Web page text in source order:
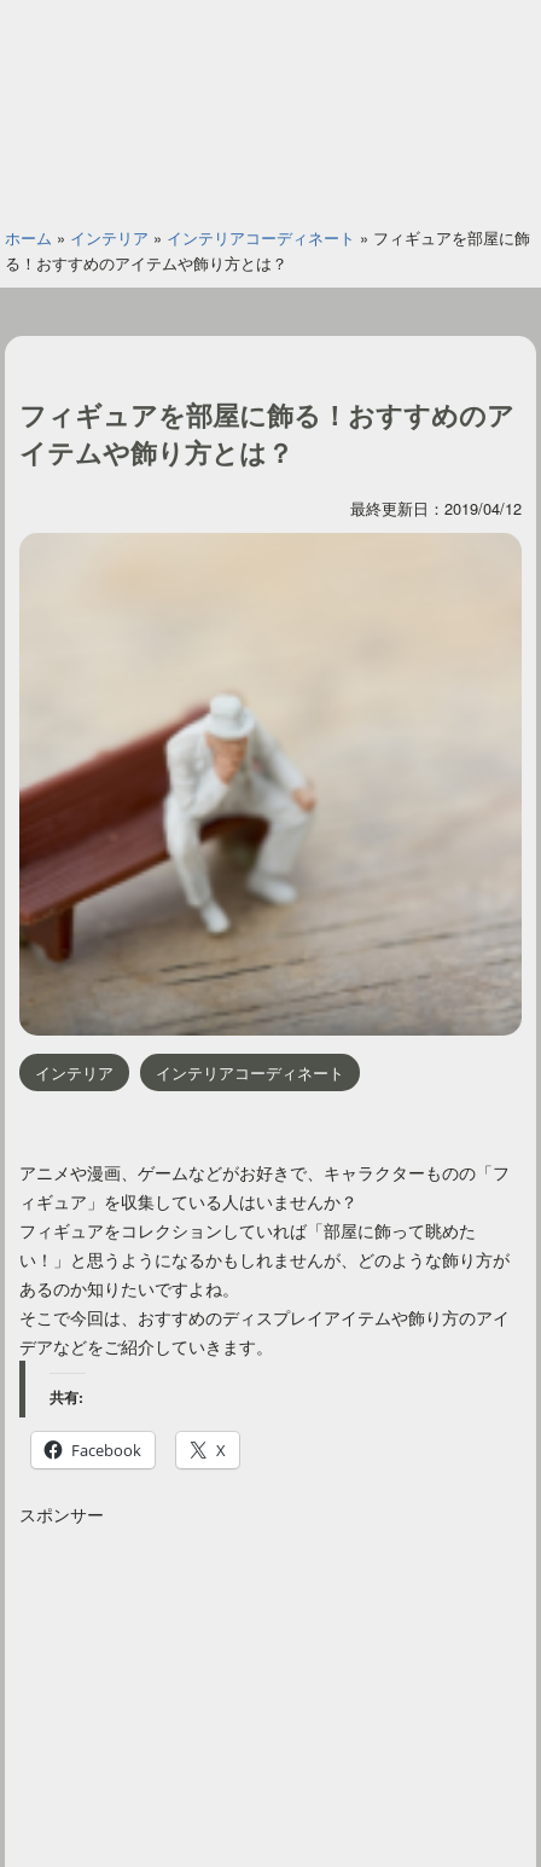
ホーム » インテリア » インテリアコーディネート » フィギュアを部屋に飾
る！おすすめのアイテムや飾り方とは？
フィギュアを部屋に飾る！おすすめのア
イテムや飾り方とは？
最終更新日：2019/04/12
インテリア インテリアコーディネート
アニメや漫画、ゲームなどがお好きで、キャラクターものの「フ
ィギュア」を収集している人はいませんか？
フィギュアをコレクションしていれば「部屋に飾って眺めた
い！」と思うようになるかもしれませんが、どのような飾り方が
あるのか知りたいですよね。
そこで今回は、おすすめのディスプレイアイテムや飾り方のアイ
デアなどをご紹介していきます。
共有:
Facebook X
スポンサー